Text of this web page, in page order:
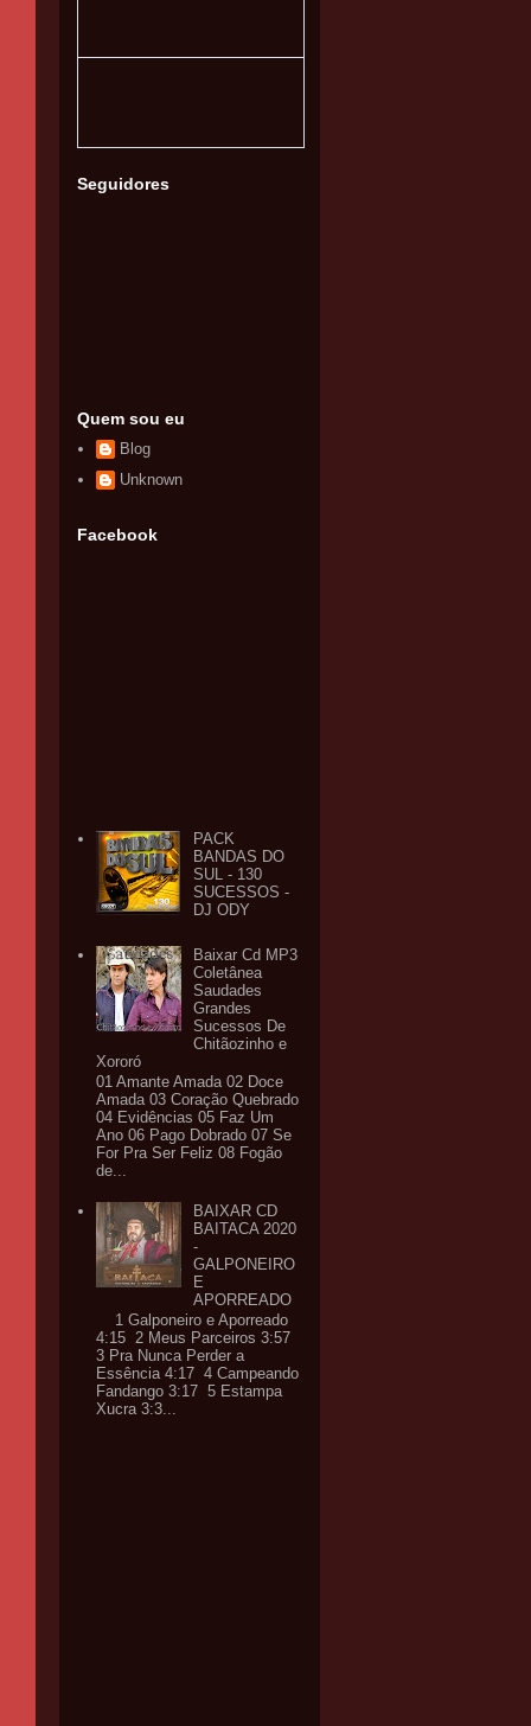
Seguidores
Quem sou eu
Blog
Unknown
Facebook
PACK
BANDAS DO
SUL - 130
SUCESSOS -
DJ ODY
Baixar Cd MP3
Coletânea
Saudades
Grandes
Sucessos De
Chitãozinho e
Xororó
01 Amante Amada 02 Doce
Amada 03 Coração Quebrado
04 Evidências 05 Faz Um
Ano 06 Pago Dobrado 07 Se
For Pra Ser Feliz 08 Fogão
de...
BAIXAR CD
BAITACA 2020
-
GALPONEIRO
E
APORREADO
1 Galponeiro e Aporreado
4:15 2 Meus Parceiros 3:57
3 Pra Nunca Perder a
Essência 4:17 4 Campeando
Fandango 3:17 5 Estampa
Xucra 3:3...